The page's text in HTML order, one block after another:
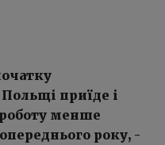
приїде і
менше
року, -